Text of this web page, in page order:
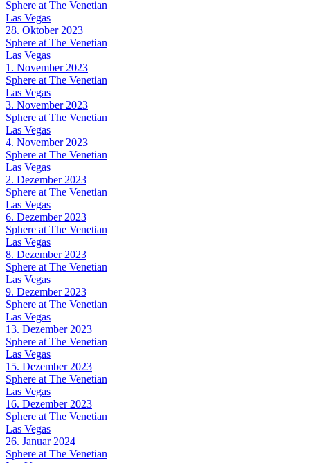
Sphere at The Venetian
Las Vegas
28. Oktober 2023
Sphere at The Venetian
Las Vegas
1. November 2023
Sphere at The Venetian
Las Vegas
3. November 2023
Sphere at The Venetian
Las Vegas
4. November 2023
Sphere at The Venetian
Las Vegas
2. Dezember 2023
Sphere at The Venetian
Las Vegas
6. Dezember 2023
Sphere at The Venetian
Las Vegas
8. Dezember 2023
Sphere at The Venetian
Las Vegas
9. Dezember 2023
Sphere at The Venetian
Las Vegas
13. Dezember 2023
Sphere at The Venetian
Las Vegas
15. Dezember 2023
Sphere at The Venetian
Las Vegas
16. Dezember 2023
Sphere at The Venetian
Las Vegas
26. Januar 2024
Sphere at The Venetian